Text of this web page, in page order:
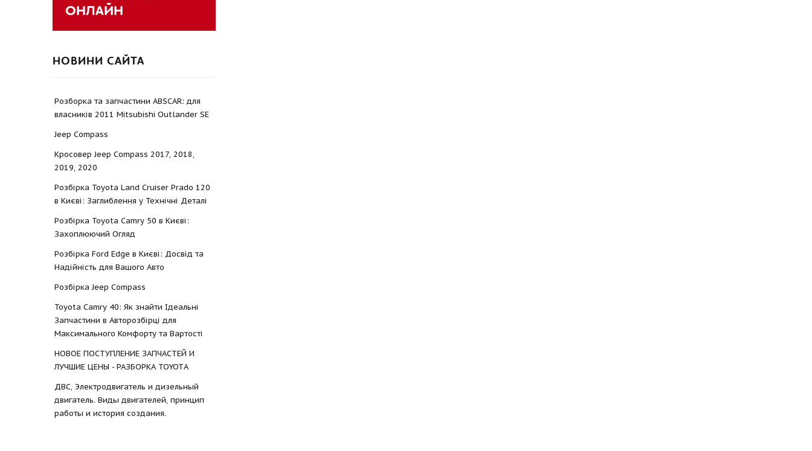
ОНЛАЙН
НОВИНИ САЙТА
Розборка та запчастини ABSCAR: для
власників 2011 Mitsubishi Outlander SE
Jeep Compass
Кросовер Jeep Compass 2017, 2018,
2019, 2020
Розбірка Toyota Land Cruiser Prado 120
в Києві: Заглиблення у Технічні Деталі
Розбірка Toyota Camry 50 в Києві:
Захоплюючий Огляд
Розбірка Ford Edge в Києві: Досвід та
Надійність для Вашого Авто
Розбірка Jeep Compass
Toyota Camry 40: Як знайти Ідеальні
Запчастини в Авторозбірці для
Максимального Комфорту та Вартості
НОВОЕ ПОСТУПЛЕНИЕ ЗАПЧАСТЕЙ И
ЛУЧШИЕ ЦЕНЫ - РАЗБОРКА TOYOTА
ДВС, Электродвигатель и дизельный
двигатель. Виды двигателей, принцип
работы и история создания.